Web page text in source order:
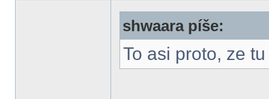
shwaara píše:
To asi proto, ze